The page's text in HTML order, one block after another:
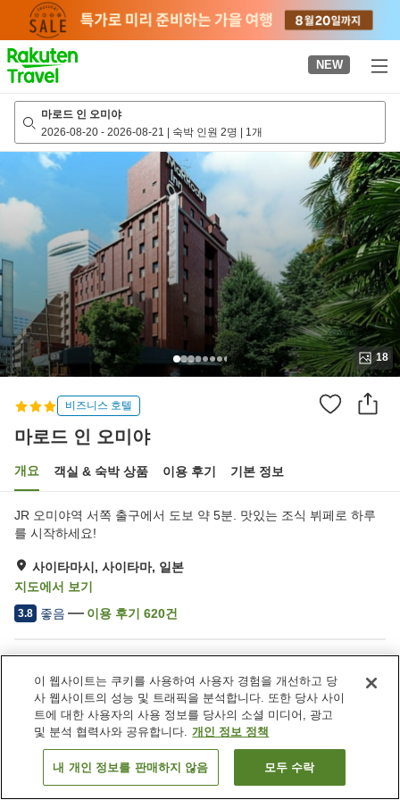
page
NEW
마로드 인 오미야
2026-08-20 - 2026-08-21 | 숙박 인원 2명 | 1개
18
비즈니스 호텔
마로드 인 오미야
개요 객실 & 숙박 상품 이용 후기 기본 정보
JR 오미야역 서쪽 출구에서 도보 약 5분. 맛있는 조식 뷔페로 하루
를 시작하세요!
사이타마시, 사이타마, 일본
지도에서 보기
3.8 좋음 이용 후기 620건
주차장
레스토랑
자동판매기
회의실
객실 보기
이 웹사이트는 쿠키를 사용하여 사용자 경험을 개선하고 당
사 웹사이트의 성능 및 트래픽을 분석합니다. 또한 당사 사이
트에 대한 사용자의 사용 정보를 당사의 소셜 미디어, 광고
및 분석 협력사와 공유합니다. 개인 정보 정책
내 개인 정보를 판매하지 않음 모두 수락